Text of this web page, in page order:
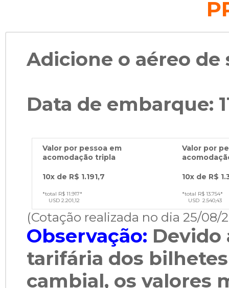
Adicione o aéreo de
Data de embarque:
Valor por pessoa em
acomodação tripla
Valor por
10x de R$ 1.191,7
*total R$ 11.917*
USD 2.201,12
10x de R$
*total R$ 13.754*
USD 2.540,43
(Cotação realizada no dia 25/08/
Observação: Devido
tarifária dos
cambial, os valores